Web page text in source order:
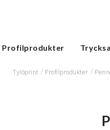
Profilprodukter
Tylöprint Profilprodukter